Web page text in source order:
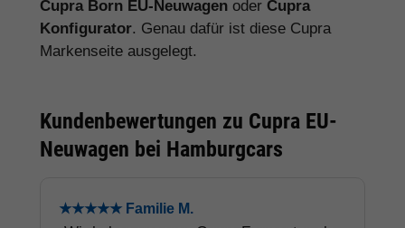
Cupra Born EU-Neuwagen oder Cupra
Konfigurator. Genau dafür ist diese Cupra
Markenseite ausgelegt.
Kundenbewertungen zu Cupra EU-
Neuwagen bei Hamburgcars
★★★★★ Familie M.